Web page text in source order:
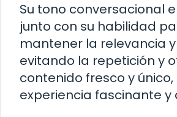
Su tono conversacional
junto con su habilidad
mantener la relevancia
evitando la repetición y
contenido fresco y
experiencia fascinante y